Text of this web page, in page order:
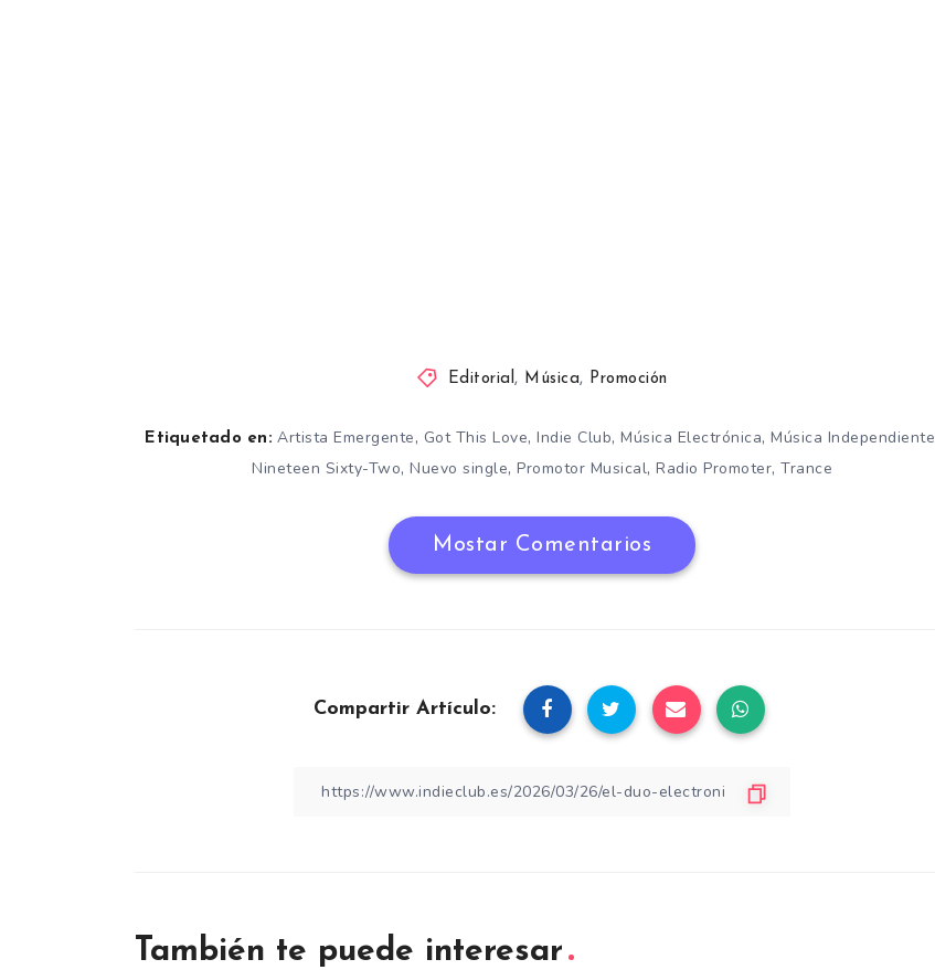
Editorial , Música, Promoción
Etiquetado en: Artista Emergente, Got This Love,Indie Club,Música Electrónica,Música Independiente
Nineteen Sixty-Two, Nuevo single, Promotor Musical, Radio Promoter, Trance
Mostar Comentarios
Compartir Artículo:
También te puede interesar